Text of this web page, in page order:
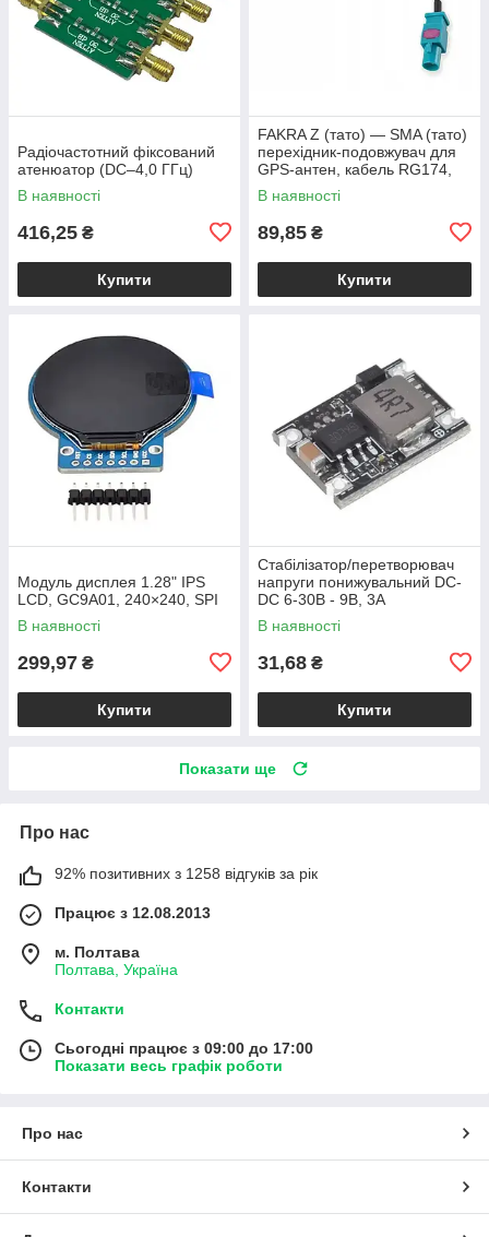
Радіочастотний фіксований
атенюатор (DC–4,0 ГГц)
В наявності
416,25 ₴
Купити
FAKRA Z (тато) — SMA (тато)
перехідник-подовжувач для
GPS-антен, кабель RG174,
15 см
В наявності
89,85 ₴
Купити
Модуль дисплея 1.28" IPS
LCD, GC9A01, 240×240, SPI
В наявності
299,97 ₴
Купити
Стабілізатор/перетворювач
напруги понижувальний DC-
DC 6-30В - 9В, 3А
В наявності
31,68 ₴
Купити
Показати ще
Про нас
92% позитивних з 1258 відгуків за рік
Працює з 12.08.2013
м. Полтава
Полтава, Україна
Контакти
Сьогодні працює з 09:00 до 17:00
Показати весь графік роботи
Про нас
Контакти